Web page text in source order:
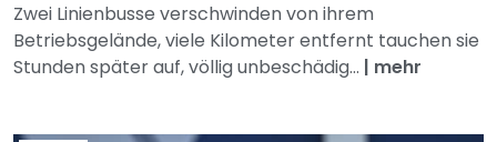
Zwei Linienbusse verschwinden von ihrem
Betriebsgelände, viele Kilometer entfernt tauchen sie
Stunden später auf, völlig unbeschädig... | mehr